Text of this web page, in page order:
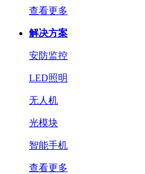
查看更多
解决方案
安防监控
LED照明
无人机
光模块
智能手机
查看更多